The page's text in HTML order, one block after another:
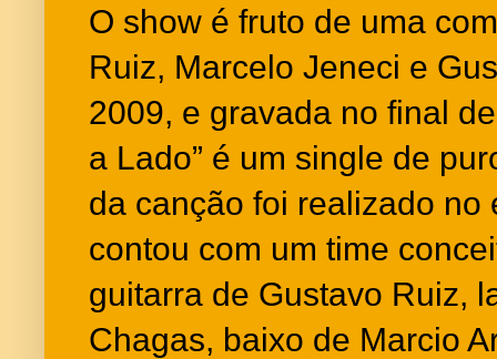
O show é fruto de uma
Ruiz, Marcelo Jeneci e
2009, e gravada no final
a Lado” é um single de
da canção foi realizado no
contou com um time
guitarra de Gustavo Ruiz,
Chagas, baixo de Marcio